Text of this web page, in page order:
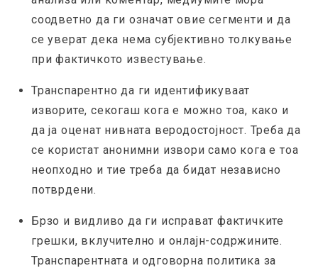
соодветно да ги означат овие сегменти и да
се уверат дека нема субјективно толкување
при фактичкото известување.
Транспарентно да ги идентификуваат
изворите, секогаш кога е можно тоа, како и
да ја оценат нивната веродостојност. Треба да
се користат анонимни извори само кога е тоа
неопходно и тие треба да бидат независно
потврдени.
Брзо и видливо да ги исправат фактичките
грешки, вклучително и онлајн-содржините.
Транспарентната и одговорна политика за